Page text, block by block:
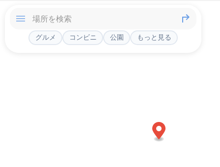
グルメ コンビニ 公園 もっと見る